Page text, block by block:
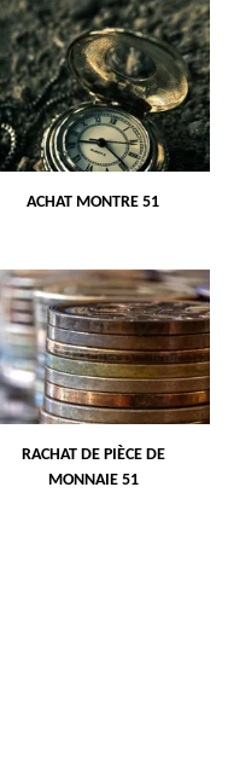
ACHAT MONTRE 51
RACHAT DE PIÈCE DE
MONNAIE 51